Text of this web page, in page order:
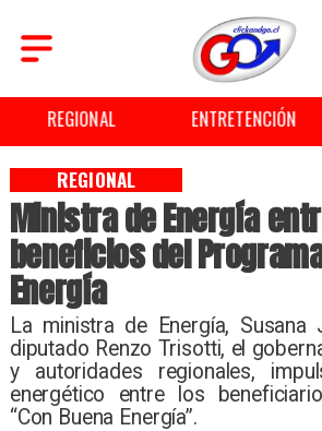
REGIONAL ENTRETENCIÓN
Ministra de Energía
beneficios del
Energía
La ministra de Energía, Susana
diputado Renzo Trisotti, el
y autoridades regionales,
energético entre los
“Con Buena Energía”.
REGIONAL